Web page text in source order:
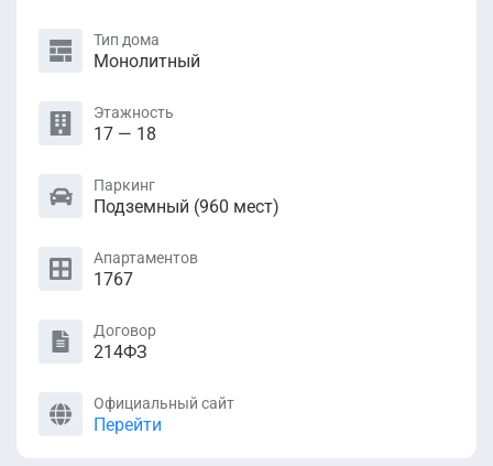
Тип дома
Монолитный
Этажность
17 — 18
Паркинг
Подземный (960 мест)
Апартаментов
1767
Договор
214ФЗ
Официальный сайт
Перейти